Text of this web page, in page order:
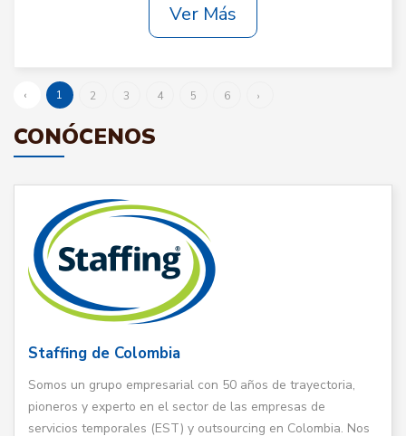
Ver Más
‹ 1 2 3 4 5 6 ›
CONÓCENOS
Staffing de Colombia
Somos un grupo empresarial con 50 años de trayectoria,
pioneros y experto en el sector de las empresas de
servicios temporales (EST) y outsourcing en Colombia. Nos